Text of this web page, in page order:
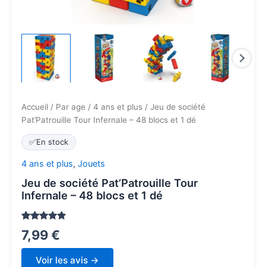
Accueil / Par age / 4 ans et plus / Jeu de société
Pat’Patrouille Tour Infernale – 48 blocs et 1 dé
✅En stock
4 ans et plus, Jouets
Jeu de société Pat’Patrouille Tour
Infernale – 48 blocs et 1 dé
sur 5
basé sur
client
7,99€
Voir les avis →